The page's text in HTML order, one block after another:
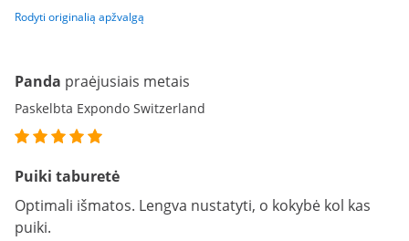
Rodyti originalią apžvalgą
Panda praėjusiais metais
Paskelbta Expondo Switzerland
Puiki taburetė
Optimali išmatos. Lengva nustatyti, o kokybė kol kas
puiki.